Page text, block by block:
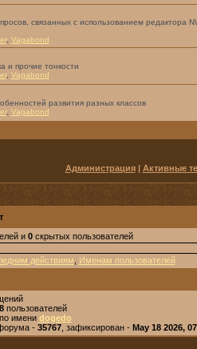
связанных с использованием редактора
, Vagabond
и прочие тонкости
, Vagabond
развития разных классов
, Vagabond
Администрация| Активные
и 0скрытых пользователей
действиям
Именам пользователей
пользователей
имени dogedo
- 35767, зафиксирован - May 18 2026,